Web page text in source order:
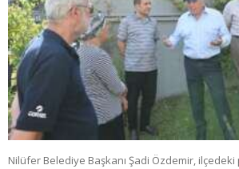
Nilüfer Belediye Başkanı Şadi Özdemir,